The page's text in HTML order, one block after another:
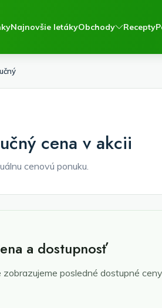
Najnovšie letákyObchody Recepty
cena v akcii
cenovú ponuku.
a dostupnosť
posledné dostupné